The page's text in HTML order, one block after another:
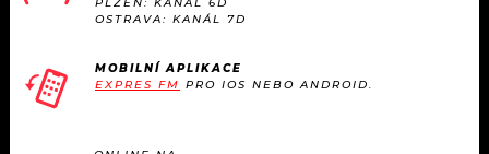
PLZEŇ: KANÁL 6D
OSTRAVA: KANÁL 7D
MOBILNÍ APLIKACE
EXPRES FM PRO IOS NEBO ANDROID.